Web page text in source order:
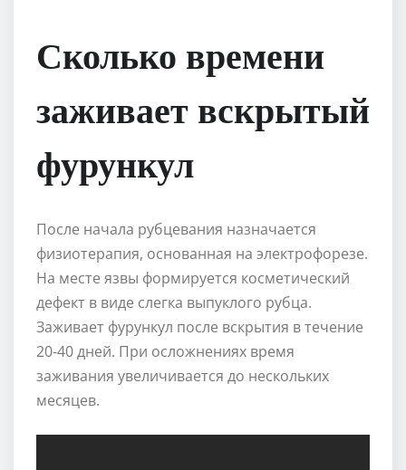
Сколько времени
заживает вскрытый
фурункул
После начала рубцевания назначается
физиотерапия, основанная на электрофорезе.
На месте язвы формируется косметический
дефект в виде слегка выпуклого рубца.
Заживает фурункул после вскрытия в течение
20-40 дней. При осложнениях время
заживания увеличивается до нескольких
месяцев.